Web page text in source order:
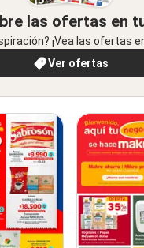
las ofertas en
¡Vea las ofertas
Ver ofertas